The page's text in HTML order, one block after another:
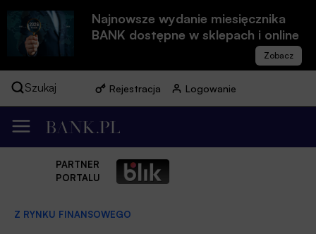
Najnowsze wydanie miesięcznika
BANK dostępne w sklepach i online
Szukaj Rejestracja Logowanie
PARTNER
PORTALU
Z RYNKU FINANSOWEGO